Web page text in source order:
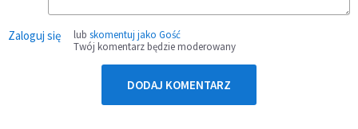
Zaloguj się lub skomentuj jako Gość
Twój komentarz będzie moderowany
DODAJ KOMENTARZ